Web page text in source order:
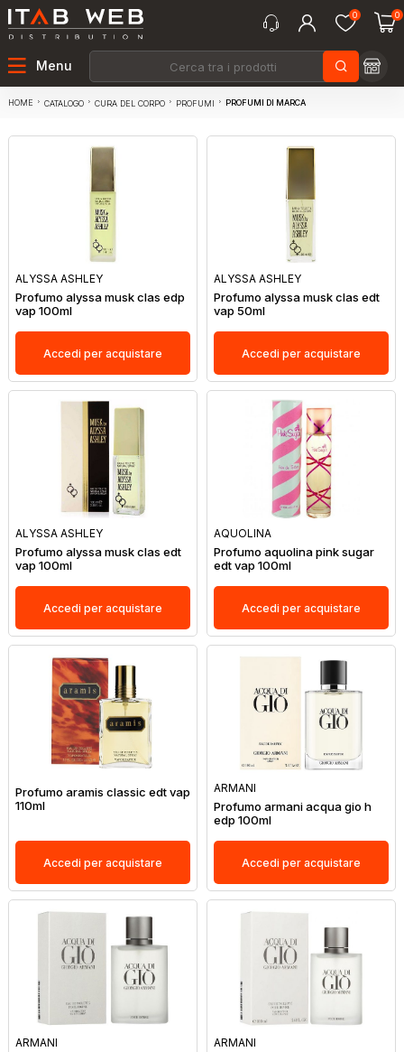
0 0
Menu
HOME CATALOGO CURA DEL CORPO PROFUMI PROFUMI DI MARCA
ALYSSA ASHLEY
Profumo alyssa musk clas edp
vap 100ml
Accedi per acquistare
ALYSSA ASHLEY
Profumo alyssa musk clas edt
vap 50ml
Accedi per acquistare
ALYSSA ASHLEY
Profumo alyssa musk clas edt
vap 100ml
Accedi per acquistare
AQUOLINA
Profumo aquolina pink sugar
edt vap 100ml
Accedi per acquistare
Profumo aramis classic edt vap
110ml
Accedi per acquistare
ARMANI
Profumo armani acqua gio h
edp 100ml
Accedi per acquistare
ARMANI ARMANI